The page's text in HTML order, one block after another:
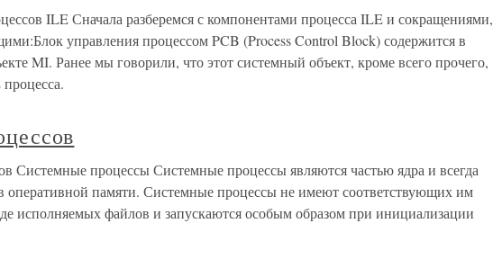
ILE Сначала разберемся с компонентами процесса ILE и сокращениями,
управления процессом PCB (Process Control Block) содержится в
MI. Ранее мы говорили, что этот системный объект, кроме всего прочего,
Системные процессы Системные процессы являются частью ядра и всегда
оперативной памяти. Системные процессы не имеют соответствующих им
исполняемых файлов и запускаются особым образом при инициализации